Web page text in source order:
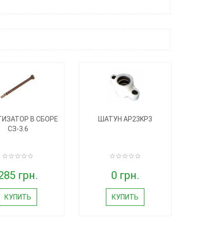
В СБОРЕ
СЗ-3.6
грн.
КУПИТЬ
ШАТУН AP23KP3
0 грн.
КУПИТЬ